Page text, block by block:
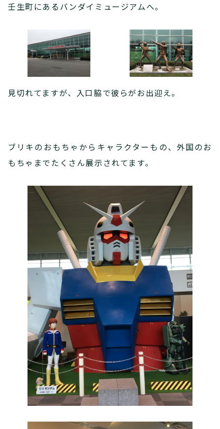
壬生町にあるバンダイミュージアムへ。
見切れてますが、入口脇で彼らがお出迎え。
ブリキのおもちゃからキャラクターもの、外国のお
もちゃまでたくさん展示されてます。